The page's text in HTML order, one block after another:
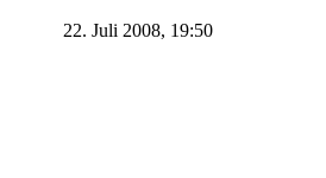
22. Juli 2008, 19:50